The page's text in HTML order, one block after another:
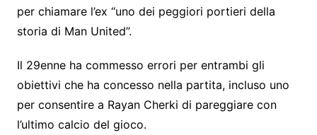
per chiamare l’ex “uno dei peggiori portieri della
storia di Man United”.
Il 29enne ha commesso errori per entrambi gli
obiettivi che ha concesso nella partita, incluso uno
per consentire a Rayan Cherki di pareggiare con
l’ultimo calcio del gioco.